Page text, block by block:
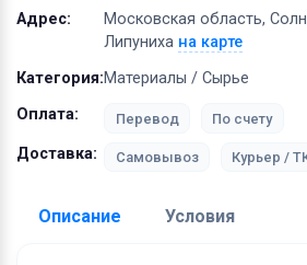
Адрес:
Московская область,
Липуниха на карте
Категория:Материалы / Сырье
Оплата:
Перевод По счету
Доставка: Самовывоз Курьер /
Описание Условия
Материалы